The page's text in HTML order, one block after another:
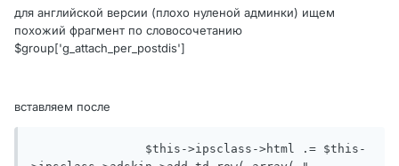
для английской версии (плохо нуленой админки) ищем
похожий фрагмент по словосочетанию
$group['g_attach_per_postdis']
вставляем после